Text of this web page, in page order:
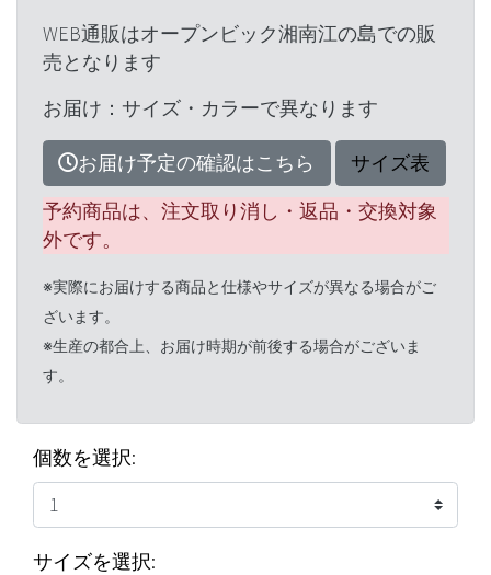
WEB通販はオープンビック湘南江の島での販
売となります
お届け：サイズ・カラーで異なります
お届け予定の確認はこちら
サイズ表
予約商品は、注文取り消し・返品・交換対象
外です。
※実際にお届けする商品と仕様やサイズが異なる場合がご
ざいます。
※生産の都合上、お届け時期が前後する場合がございま
す。
個数を選択:
サイズを選択: